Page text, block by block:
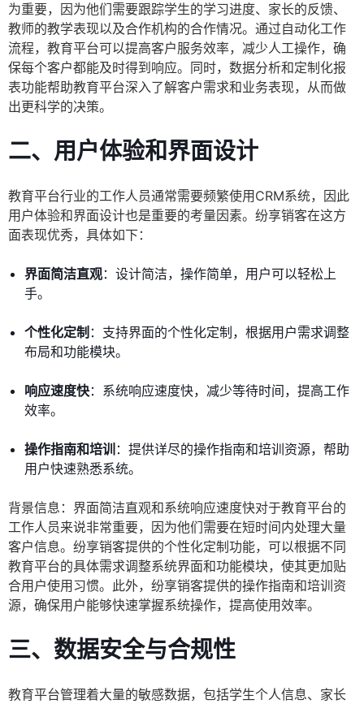
为重要，因为他们需要跟踪学生的学习进度、家长的反馈、
教师的教学表现以及合作机构的合作情况。通过自动化工作
流程，教育平台可以提高客户服务效率，减少人工操作，确
保每个客户都能及时得到响应。同时，数据分析和定制化报
表功能帮助教育平台深入了解客户需求和业务表现，从而做
出更科学的决策。
二、用户体验和界面设计
教育平台行业的工作人员通常需要频繁使用CRM系统，因此
用户体验和界面设计也是重要的考量因素。纷享销客在这方
面表现优秀，具体如下：
界面简洁直观：设计简洁，操作简单，用户可以轻松上
手。
个性化定制 ：支持界面的个性化定制，根据用户需求调整
布局和功能模块。
响应速度快：系统响应速度快，减少等待时间，提高工作
效率。
操作指南和培训 ：提供详尽的操作指南和培训资源，帮助
用户快速熟悉系统。
背景信息：界面简洁直观和系统响应速度快对于教育平台的
工作人员来说非常重要，因为他们需要在短时间内处理大量
客户信息。纷享销客提供的个性化定制功能，可以根据不同
教育平台的具体需求调整系统界面和功能模块，使其更加贴
合用户使用习惯。此外，纷享销客提供的操作指南和培训资
源，确保用户能够快速掌握系统操作，提高使用效率。
三、数据安全与合规性
教育平台管理着大量的敏感数据，包括学生个人信息、家长